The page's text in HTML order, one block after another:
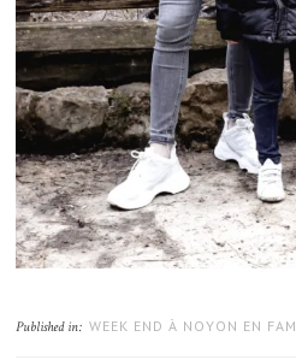
Published in: WEEK END À NOYON EN